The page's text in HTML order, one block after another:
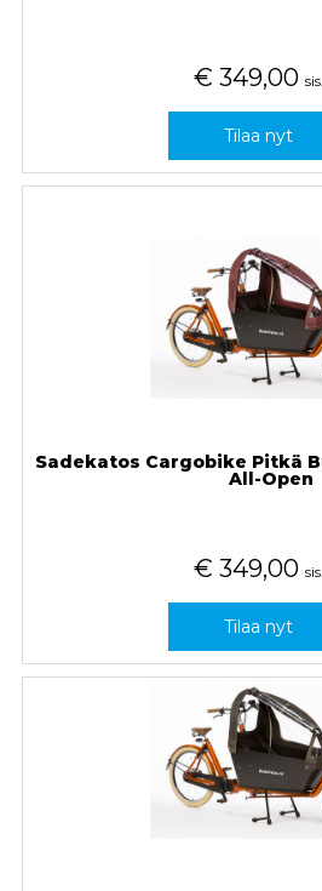
€ 349,00
Tilaa nyt
Sadekatos Cargobike Pitkä
All-Open
€ 349,00
Tilaa nyt